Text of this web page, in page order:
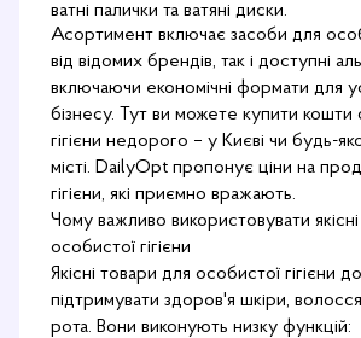
ватні палички та ватяні диски.
Асортимент включає засоби для
від відомих брендів, так і доступні
включаючи економічні формати для
бізнесу. Тут ви можете купити кошти
гігієни недорого – у Києві чи будь-
місті. DailyOpt пропонує ціни на
гігієни, які приємно вражають.
Чому важливо використовувати
особистої гігієни
Якісні товари для особистої гігієни
підтримувати здоров'я шкіри,
рота. Вони виконують низку функцій: